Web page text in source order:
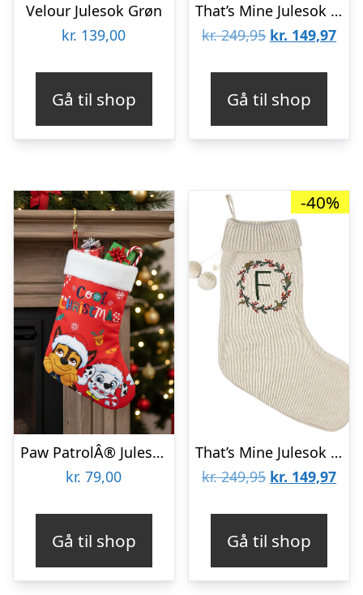
Velour Julesok Grøn
kr. 139,00
Gå til shop
That’s Mine Julesok – Strik – P – Cam – Peyote
kr.249,95 Den
var:
kr. 249,95.
kr. 149,97Den
kr.
Gå til shop
Paw PatrolÂ® Julesok
kr. 79,00
Gå til shop
-40%
That’s Mine Julesok – Strik – F – Calle – Peyote
kr.249,95 Den
var:
kr. 249,95.
kr. 149,97Den
kr.
Gå til shop